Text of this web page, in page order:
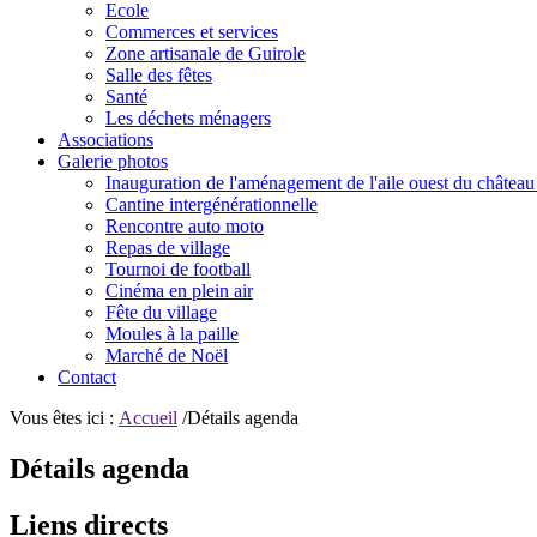
Ecole
Commerces et services
Zone artisanale de Guirole
Salle des fêtes
Santé
Les déchets ménagers
Associations
Galerie photos
Inauguration de l'aménagement de l'aile ouest du
Cantine intergénérationnelle
Rencontre auto moto
Repas de village
Tournoi de football
Cinéma en plein air
Fête du village
Moules à la paille
Marché de Noël
Contact
Vous êtes ici : Accueil /Détails agenda
Détails agenda
Liens directs